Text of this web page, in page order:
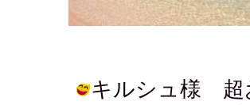
キルシュ様 超